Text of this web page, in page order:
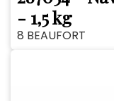
- 1,5 kg
8 BEAUFORT